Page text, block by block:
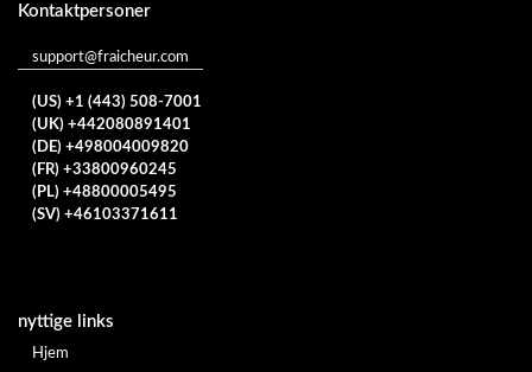
Kontaktpersoner
support@fraicheur.com
(US) +1 (443) 508-7001
(UK) +442080891401
(DE) +498004009820
(FR) +33800960245
(PL) +48800005495
(SV) +46103371611
nyttige links
Hjem